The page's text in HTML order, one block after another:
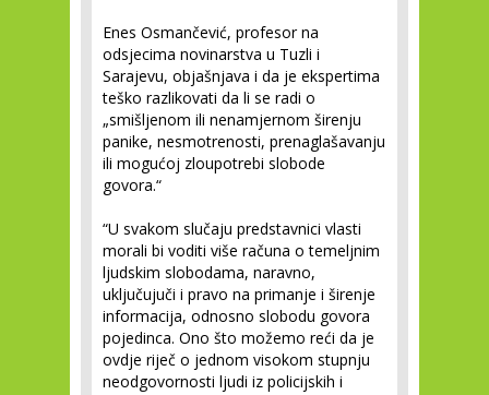
Enes Osmančević, profesor na
odsjecima novinarstva u Tuzli i
Sarajevu, objašnjava i da je ekspertima
teško razlikovati da li se radi o
„smišljenom ili nenamjernom širenju
panike, nesmotrenosti, prenaglašavanju
ili mogućoj zloupotrebi slobode
govora.“
“U svakom slučaju predstavnici vlasti
morali bi voditi više računa o temeljnim
ljudskim slobodama, naravno,
uključujuči i pravo na primanje i širenje
informacija, odnosno slobodu govora
pojedinca. Ono što možemo reći da je
ovdje riječ o jednom visokom stupnju
neodgovornosti ljudi iz policijskih i